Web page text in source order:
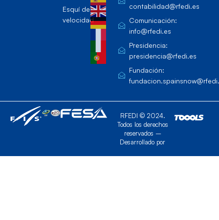
Esquí de
velocidad
contabilidad@rfedi.es
Comunicación:
info@rfedi.es
Presidencia:
presidencia@rfedi.es
Fundación:
RFEDI © 2024.
Todos los derechos
reservados –
Desarrollado por